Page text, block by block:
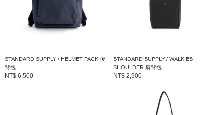
※刊登的尺寸是以樣品丈量，與實際商品可能會有誤差產生。
我們一整天中，真正需要的東西是甚麼？想像著實際使用的人們，
追求單純簡單的本質。為了能讓這些能不斷使用的人繼續培育所設
SUPPLY＞有著乾淨簡單的設計，同時設計出又能讓人長久持續喜
STANDARD SUPPLY / HELMET PACK 後
背包
NT$ 6,500
STANDARD SUPPLY / WALKIES
SHOULDER 肩背包
NT$ 2,900